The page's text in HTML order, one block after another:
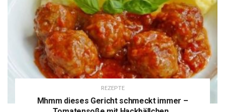
REZEPTE
Mhmm dieses Gericht schmeckt immer –